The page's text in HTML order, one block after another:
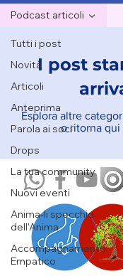
Tutti i post
Novità
Articoli
Anteprima
Parola ai soci
Drops
La tua community
Nuovi eventi
Anima-li specchio
dell'Anima
Accompagnamento
Empatico
Podcast articoli
I post
Esplora altre
o ritorna qui